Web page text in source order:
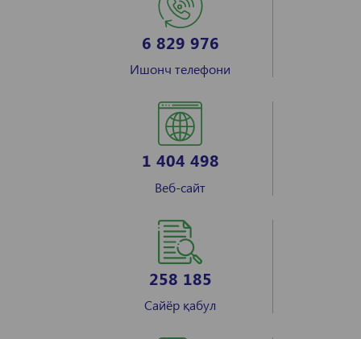
6 829 976
Ишонч телефони
1 404 498
Веб-сайт
258 185
Сайёр қабул